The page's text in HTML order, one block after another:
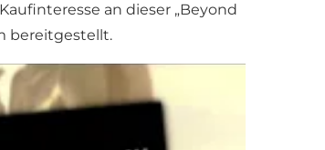
an dieser „Beyond
bereitgestellt.